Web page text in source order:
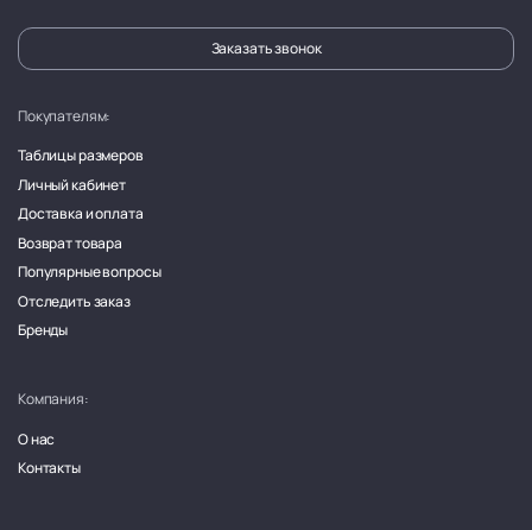
Заказать звонок
Покупателям:
Таблицы размеров
Личный кабинет
Доставка и оплата
Возврат товара
Популярные вопросы
Отследить заказ
Бренды
Компания:
О нас
Контакты